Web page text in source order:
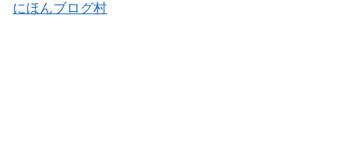
にほんブログ村